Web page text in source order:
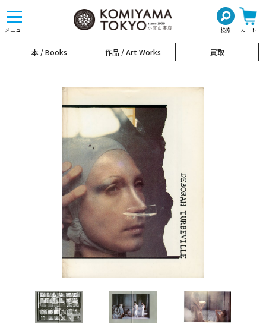
メニュー 検索 カート
toggle
navigation
本 / Books 作品 / Art Works 買取